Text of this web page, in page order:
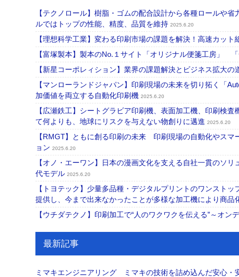
【テクノロール】樹脂・ゴムの配合設計から各種ロールや
ルではトップの性能、精度、品質を維持 2025.6.20
【理想科学工業】変わる印刷市場の課題を解決！高速カッ
【富塚製本】製本のNo.１サイト「オリジナル便箋工房」
【新星コーポレィション】業界の課題解決とビジネス拡大の
【マンローランドジャパン】印刷現場の未来を切り拓く「
加価値を両立する自動化印刷機 2025.6.20
【広瀬鉄工】シートグラビア印刷機、表面加工機、印刷検
て何よりも、地球にリスクを与えない物創りに邁進 2025.6.20
【RMGT】ともに創る印刷の未来 印刷現場の自動化やス
ョン 2025.6.20
【オノ・エーワン】日本の漫画文化を支える自社一貫のソ
代モデル 2025.6.20
【トヨテック】少量多品種・デジタルプリントのワンスト
提供し、今まで出来なかったことが多様な加工機により商品
【ウチダテクノ】印刷加工で“人のワクワクを伝える”～オン
最新記事
ミマキエンジニアリング ミマキの技術を詰め込んだ安心・